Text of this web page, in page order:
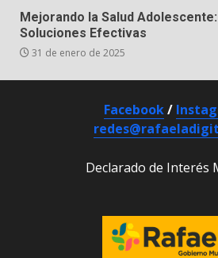
Mejorando la Salud
Soluciones Efectivas
31 de enero de 2025
Facebook/
Declarado de Interés